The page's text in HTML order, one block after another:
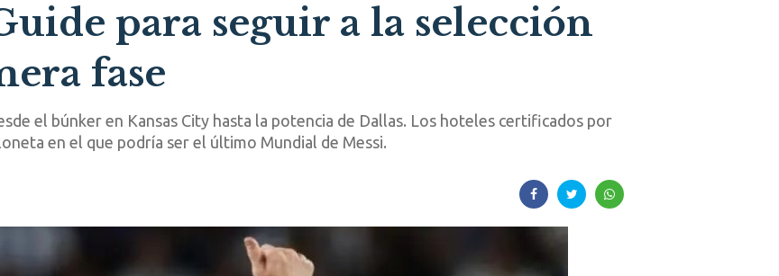
para seguir a la selección
fase
el búnker en Kansas City hasta la potencia de Dallas. Los hoteles certificados por
en el que podría ser el último Mundial de Messi.